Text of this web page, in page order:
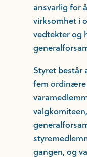
ansvarlig for
virksomhet i
vedtekter og
Styret består
fem ordinære
gangen, og